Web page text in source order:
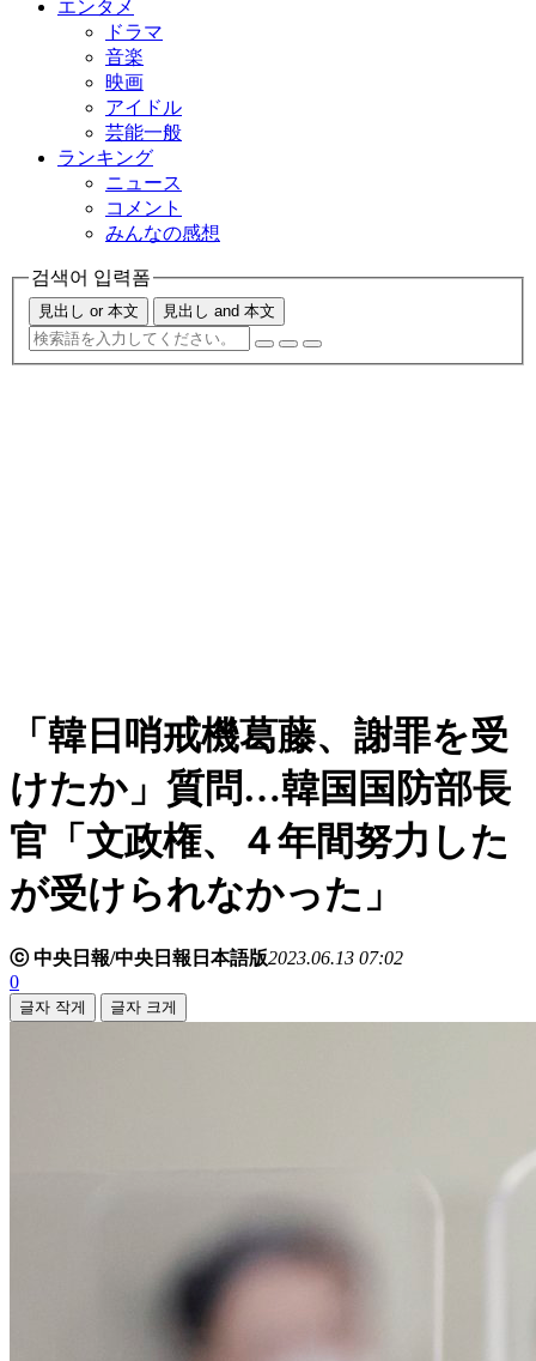
エンタメ
ドラマ
音楽
映画
アイドル
芸能一般
ランキング
ニュース
コメント
みんなの感想
검색어 입력폼
見出し or 本文 見出し and 本文
「韓日哨戒機葛藤、謝罪を受
けたか」質問…韓国国防部長
官「文政権、４年間努力した
が受けられなかった」
ⓒ 中央日報/中央日報日本語版2023.06.13 07:02
0
글자 작게 글자 크게